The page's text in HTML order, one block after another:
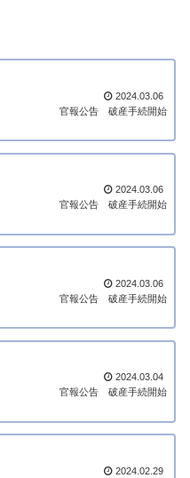
2024.03.06
官報公告
破産手続開始
2024.03.06
官報公告
破産手続開始
2024.03.06
官報公告
破産手続開始
2024.03.04
官報公告
破産手続開始
2024.02.29